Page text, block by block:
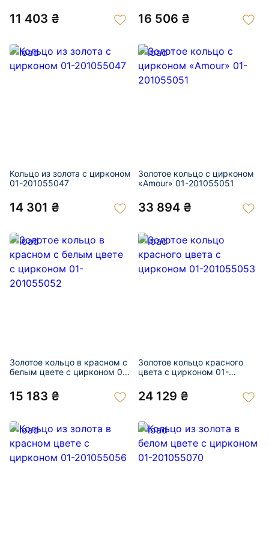
11 403 ₴ 16 506 ₴
Кольцо из золота с цирконом
01-201055047
14 301 ₴
Золотое кольцо с цирконом
«Amour» 01-201055051
33 894 ₴
Золотое кольцо в красном с
белым цвете с цирконом 01-
15 183 ₴
Золотое кольцо красного
цвета с цирконом 01-
24 129 ₴